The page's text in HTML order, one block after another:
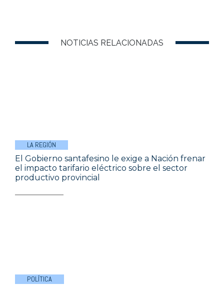
NOTICIAS RELACIONADAS
LA REGIÓN
El Gobierno santafesino le exige a Nación frenar
el impacto tarifario eléctrico sobre el sector
productivo provincial
POLÍTICA